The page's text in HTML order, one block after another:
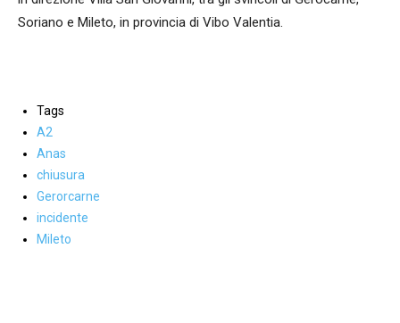
Soriano e Mileto, in provincia di Vibo Valentia.
Tags
A2
Anas
chiusura
Gerorcarne
incidente
Mileto